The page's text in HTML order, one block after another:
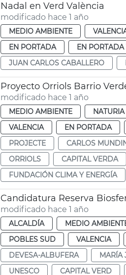
Nadal en Verd València
modificado hace 1 año
MEDIO AMBIENTE
EN PORTADA
EN PORTADA
JUAN CARLOS CABALLERO
Proyecto Orriols Barrio
modificado hace 1 año
MEDIO AMBIENTE NATURIA
VALENCIA
EN PORTADA
PROJECTE
CARLOS
ORRIOLS
CAPITAL VERDA
FUNDACIÓN CLIMA Y ENERGÍA
Candidatura Reserva
modificado hace 1 año
ALCALDÍA MEDIO
POBLES SUD
VALENCIA
DEVESA-ALBUFERA
MARÍA
UNESCO
CAPITAL VERD